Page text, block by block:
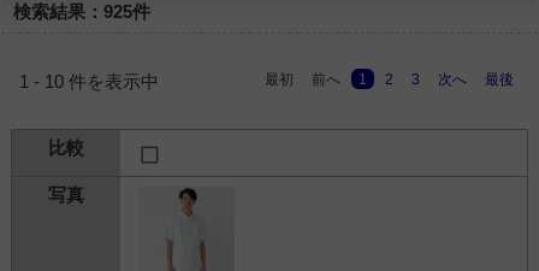
検索結果：925件
1 - 10 件を表示中 最初 前へ 1 2 3 次へ 最後